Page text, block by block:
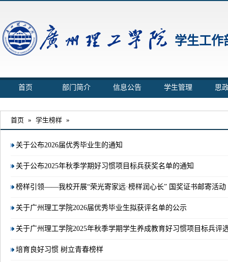
学生工作
首页 部门简介 信息公告 学生管理 思
首页 » 学生榜样 »
关于公布2026届优秀毕业生的通知
关于公布2025年秋季学期好习惯项目标兵获奖名单的通知
榜样引领——我校开展“荣光寄家远·榜样润心长” 国奖证书邮寄活动
关于广州理工学院2026届优秀毕业生拟获评名单的公示
关于广州理工学院2025年秋季学期学生养成教育好习惯项目标兵评
培育良好习惯 树立青春榜样